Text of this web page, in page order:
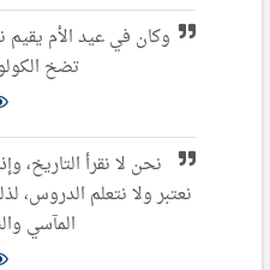
وكان في عيد الأم يقيم
تضخ
نحن لا نقرأ التاريخ،
نعتبر ولا نتعلم الدروس،
المآسي